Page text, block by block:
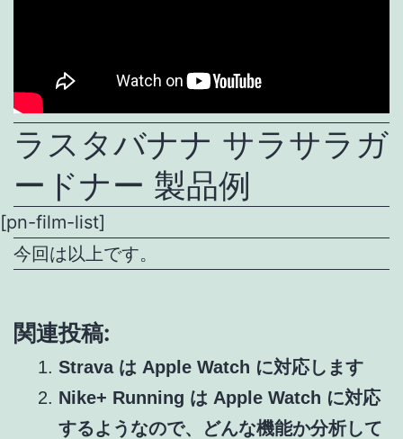
ラスタバナナ サラサラガ
ードナー 製品例
[pn-film-list]
今回は以上です。
関連投稿:
Strava は Apple Watch に対応します
Nike+ Running は Apple Watch に対応
するようなので、どんな機能か分析して